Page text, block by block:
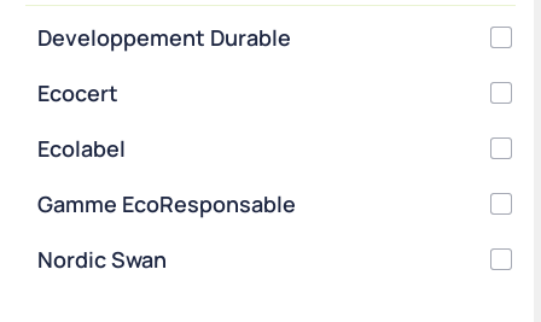
Developpement Durable
Ecocert
Ecolabel
Gamme EcoResponsable
Nordic Swan